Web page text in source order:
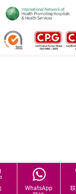
WhatsApp
医疗 保留一切权利
症安排